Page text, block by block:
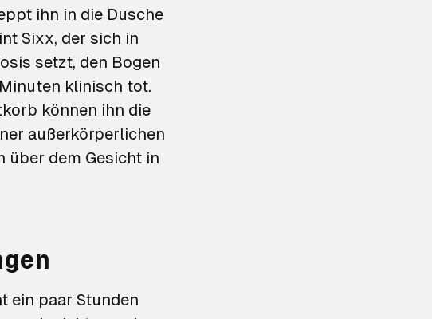
ihn in die Dusche
Sixx, der sich in
setzt, den Bogen
klinisch tot.
können ihn die
außerkörperlichen
über dem Gesicht in
ein paar Stunden